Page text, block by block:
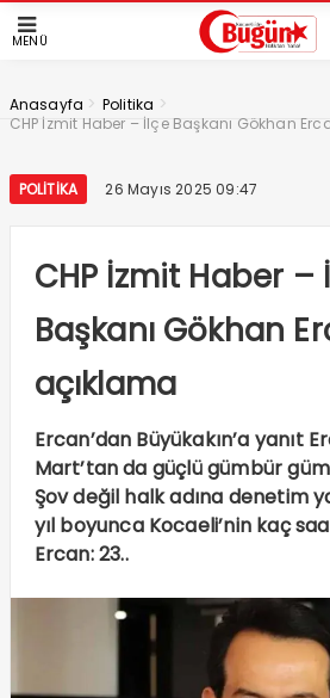
MENÜ
Anasayfa > Politika >
CHP İzmit Haber – İlçe Başkanı Gökhan
POLITIKA 26 Mayıs 2025 09:47
CHP İzmit Haber –
Başkanı Gökhan
açıklama
Ercan’dan Büyükakın’a yanıt
Mart’tan da güçlü gümbür
Şov değil halk adına denetim
yıl boyunca Kocaeli’nin kaç
Ercan: 23..